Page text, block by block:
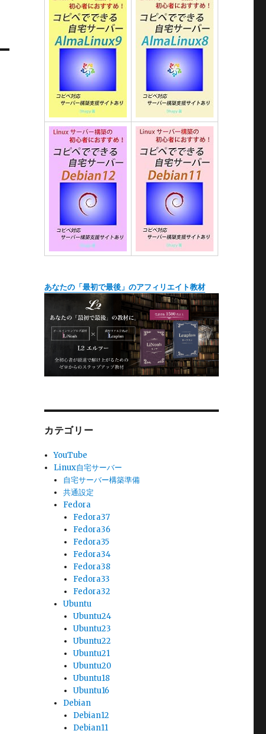
あなたの「最初で最後」のアフィリエイト教材
カテゴリー
YouTube
Linux自宅サーバー
自宅サーバー構築準備
共通設定
Fedora
Fedora37
Fedora36
Fedora35
Fedora34
Fedora38
Fedora33
Fedora32
Ubuntu
Ubuntu24
Ubuntu23
Ubuntu22
Ubuntu21
Ubuntu20
Ubuntu18
Ubuntu16
Debian
Debian12
Debian11